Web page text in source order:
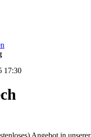
17:30
Angebot in unserer